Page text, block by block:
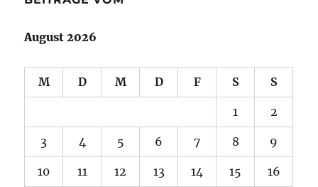
August 2026
M D M D F S S
1 2
3 4 5 6 7 8 9
10 11 12 13 14 15 16